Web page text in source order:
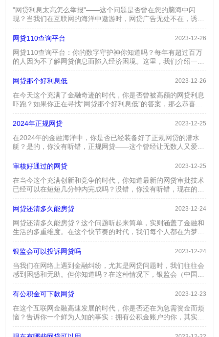
舌的事实。有人会问，网贷怎么会骗我签合同呢？答案可能比你
想象的还要复杂。首先，我们必须认识到，网络贷款公司在营销
策略上的...
"网贷利息太高怎么举报"——这个问题是否曾在您的脑海中闪
现？当我们在互联网的海洋中遨游时，网贷广告无处不在，诱惑
着我们点击“下一步”。但是，当利息成为财务负担，怎么办？是
时候聊聊“网贷利息太高怎么举报”的话题了。首先，我们得了解
类贷款利率的四倍。如果超过这个比例，那么，恭喜你，你可能
遇到了“高利贷”。接下来，最重要的问题来了：面对高利息网
贷...
2023-12-26
网贷110查询平台
网贷110查询平台：你的数字守护神你知道吗？每年有超过百万
的人因为不了解网贷信息而陷入经济困境。这里，我们介绍一个
解决方案：网贷110查询平台。这不仅是一个查询工具，更是你
的数字守护神，确保你的网贷之旅安全无忧。网贷110查询平台
全面、准确的网贷信息。在这个平台上，你可以轻松查询到各种
网贷产品的详细信息，包括利率、还款方式、风险等级等。这不
仅...
2023-12-26
网贷那个好利息低
在今天这个充满了金融奇迹的时代，你是否曾被高额的网贷利息
吓跑？如果你正在寻找“网贷那个好利息低”的答案，那么恭喜
你，你已经迈出了智慧的一步。首先，我们不得不承认，在众多
网贷平台中，寻找那个“好利息低”的选项就像是在茫茫沙漠中寻
议，帮助你在网贷的世界中游刃有余。1.网贷利息如何计算？网
贷利息通常是按照贷款金额和贷款期限来计算的。但不同的平台
有着...
2023-12-25
2024年正规网贷
在2024年的金融海洋中，你是否已经装备好了正规网贷的潜水
艇？是的，你没有听错，正规网贷——这个曾经让无数人又爱又
怕的名词，在2024年已经成为了一个安全、可靠、且高效的金融
选择。首先，让我们来聊聊什么是正规网贷。正规网贷，顾名思
网络贷款平台。这些平台不仅仅提供快速便捷的贷款服务，更重
要的是，它们提供了一种安全的借贷环境。在2024年，随着技...
2023-12-25
审核好通过的网贷
在当今这个充满创新和竞争的时代，你知道最新的网贷审批技术
已经可以在短短几分钟内完成吗？没错，你没有听错，现在的
“审核好通过的网贷”已经可以做到快速、高效而且安全。让我们
一起探索这个让人兴奋的金融科技新天地。首先，让我们来了解
题。随着互联网技术的不断进步，人们对金融服务的需求也在不
断地提高。网贷，作为一种新兴的金融服务方式，以其便捷、快
速的特...
2023-12-24
网贷还清多久能房贷
网贷还清多久能房贷？这个问题听起来简单，实则涵盖了金融和
生活的多重维度。在这个快节奏的时代，我们每个人都在为梦想
中的家园努力奋斗。然而，网贷这个“小船”常常被我们忽视，却
在不知不觉中影响着我们的房贷之路。首先，我们要了解网贷还
非常重视申请人的信用记录。如果你有网贷记录，即使已经还
清，银行也会仔细评估这段历史。但好消息是，只要你的网贷还
款记录良...
2023-12-24
银监会可以投诉网贷吗
当我们在网络上遇到金融纠纷，尤其是网贷问题时，我们往往会
感到困惑和无助。但你知道吗？在这种情况下，银监会（中国银
行业监督管理委员会）可能成为你的救星。那么，问题来了：银
监会可以投诉网贷吗？首先，我们得清楚地了解什么是银监会。
务的国家机构。它的主要职责包括监督银行的运作，确保金融市
场的稳定，以及保护消费者的权益。网贷，作为一种新兴的金融
服务模式...
2023-12-23
有公积金可下款网贷
在这个互联网金融高速发展的时代，你是否还在为急需资金而烦
恼？告诉你一个鲜为人知的事实：拥有公积金账户的你，其实已
经掌握了一张下款神卡——“有公积金可下款网贷”。是的，你没
有听错，这不是天方夜谭，而是互联网金融创新的最新成果。首